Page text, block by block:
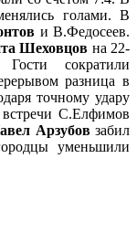
голами. В
и В.Федосеев.
Шеховцов на 22-
сократили
разница в
точному удару
С.Елфимов
Арзубовзабил
уменьшили